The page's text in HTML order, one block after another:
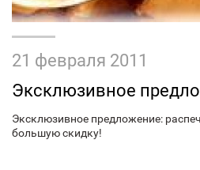
21 февраля 2011
Эксклюзивное
Эксклюзивное предложение:
большую скидку!